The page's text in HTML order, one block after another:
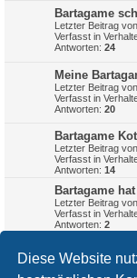
Diese Website
Bartagame
Letzter Beitrag von
Verfasst in
Antworten: 24
Meine
Letzter Beitrag von
Verfasst in
Antworten: 20
Bartagame
Letzter Beitrag von
Verfasst in
Antworten: 14
Bartagame
Letzter Beitrag von
Verfasst in
Antworten: 2